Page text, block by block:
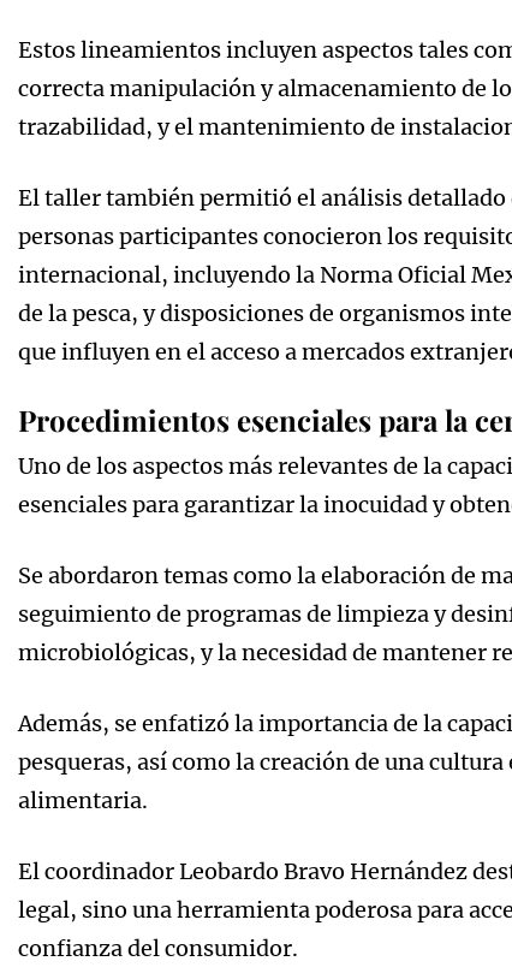
Estos lineamientos incluyen aspectos tales
correcta manipulación y almacenamiento de
trazabilidad, y el mantenimiento de
El taller también permitió el análisis
personas participantes conocieron los
internacional, incluyendo la Norma Oficial
de la pesca, y disposiciones de organismos
que influyen en el acceso a mercados
Procedimientos esenciales para la
Uno de los aspectos más relevantes de la
esenciales para garantizar la inocuidad y
Se abordaron temas como la elaboración de
seguimiento de programas de limpieza y
microbiológicas, y la necesidad de mantener
Además, se enfatizó la importancia de la
pesqueras, así como la creación de una
alimentaria.
El coordinador Leobardo Bravo Hernández
legal, sino una herramienta poderosa para
confianza del consumidor.